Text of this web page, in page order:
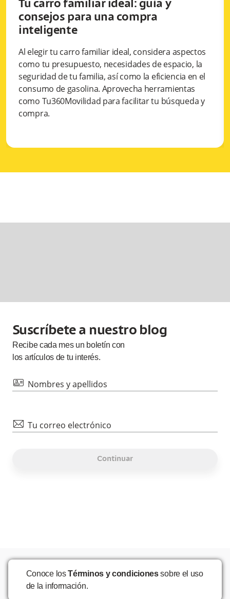
Tu carro familiar ideal: guía y
consejos para una compra
inteligente
Al elegir tu carro familiar ideal, considera aspectos
como tu presupuesto, necesidades de espacio, la
seguridad de tu familia, así como la eficiencia en el
consumo de gasolina. Aprovecha herramientas
como Tu360Movilidad para facilitar tu búsqueda y
compra.
Suscríbete a nuestro blog
Recibe cada mesun boletín con
los artículos de tu interés.
id Nombres y apellidos
mail Tu correo electrónico
Continuar
Conoce losTérminos y condicionessobre el uso
de la información.